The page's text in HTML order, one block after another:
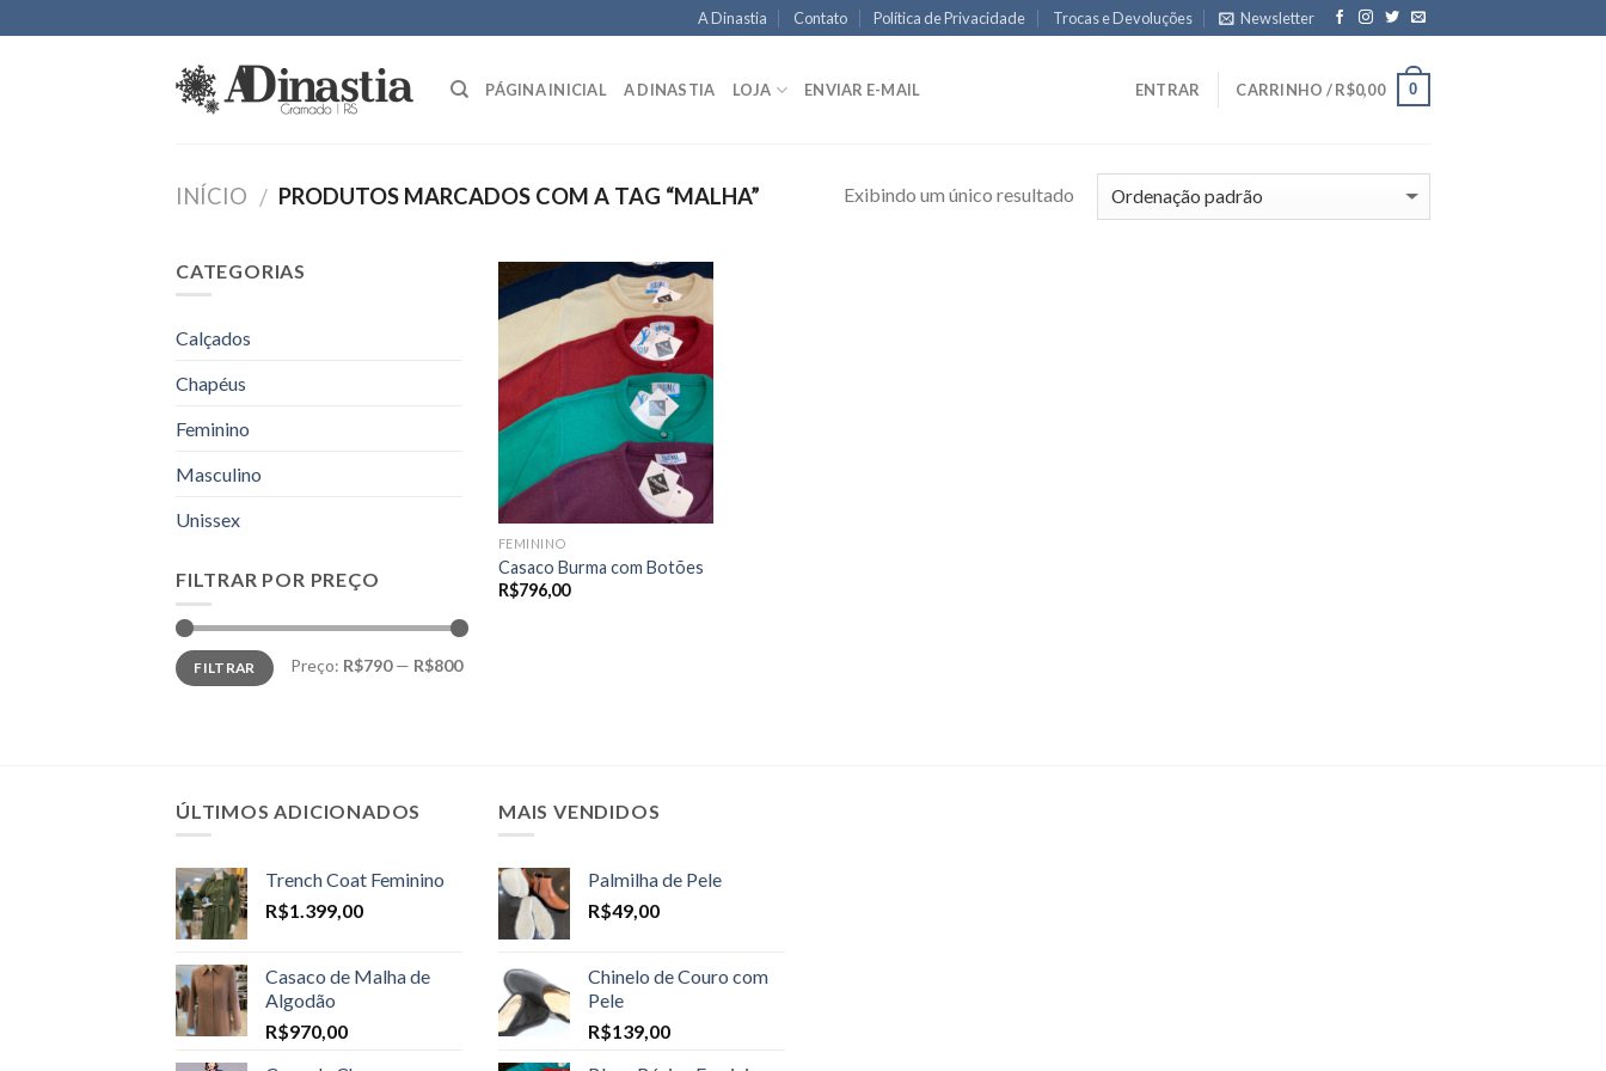
to
A Dinastia Contato Política de Privacidade Trocas e Devoluções Newsletter
PÁGINA INICIAL A DINASTIA LOJA ENVIAR E-MAIL ENTRAR CARRINHO /R$0,00 0
INÍCIO / PRODUTOS MARCADOS COM A TAG “MALHA” Exibindo um único resultado
CATEGORIAS
Calçados
Chapéus
Feminino
Masculino
Unissex
FILTRAR POR PREÇO
Preço
mínimo
Preço
máximo
FILTRAR Preço: R$790— R$800
FEMININO
Casaco Burma com Botões
R$796,00
ÚLTIMOS ADICIONADOS
Trench Coat Feminino
R$1.399,00
Casaco de Malha de
Algodão
R$970,00
MAIS VENDIDOS
Palmilha de Pele
R$49,00
Chinelo de Couro com
Pele
R$139,00